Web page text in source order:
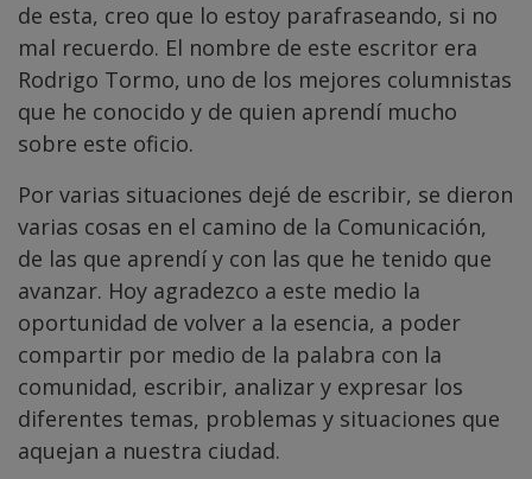
de esta, creo que lo estoy parafraseando, si no
mal recuerdo. El nombre de este escritor era
Rodrigo Tormo, uno de los mejores columnistas
que he conocido y de quien aprendí mucho
sobre este oficio.
Por varias situaciones dejé de escribir, se dieron
varias cosas en el camino de la Comunicación,
de las que aprendí y con las que he tenido que
avanzar. Hoy agradezco a este medio la
oportunidad de volver a la esencia, a poder
compartir por medio de la palabra con la
comunidad, escribir, analizar y expresar los
diferentes temas, problemas y situaciones que
aquejan a nuestra ciudad.